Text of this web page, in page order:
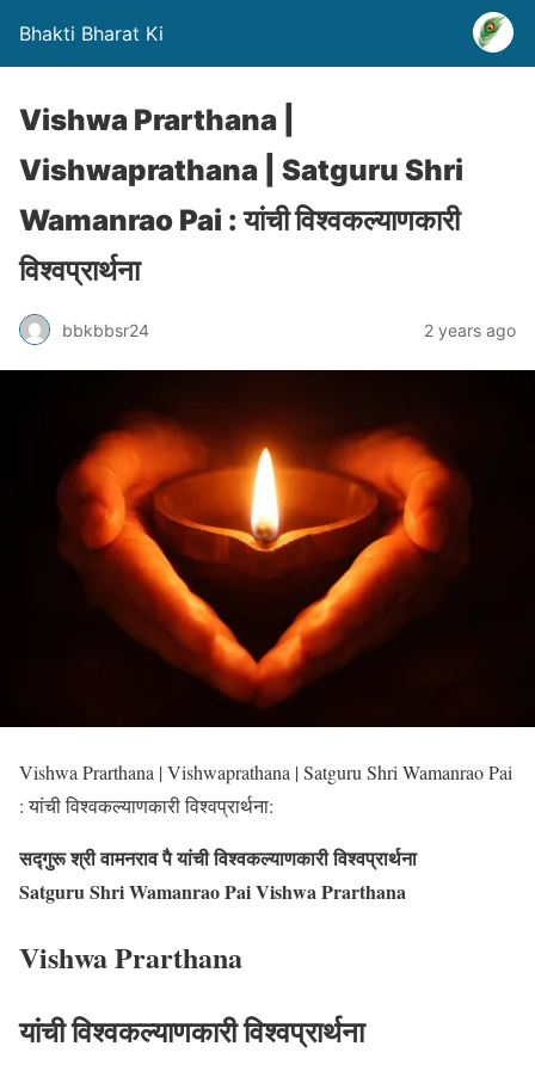
Bhakti Bharat Ki
Vishwa Prarthana |
Vishwaprathana | Satguru Shri
Wamanrao Pai : यांची विश्वकल्याणकारी
विश्वप्रार्थना
bbkbbsr24 2 years ago
Vishwa Prarthana | Vishwaprathana | Satguru Shri Wamanrao Pai
: यांची विश्वकल्याणकारी विश्वप्रार्थना:
सद्गुरू श्री वामनराव पै यांची विश्वकल्याणकारी विश्वप्रार्थना
Satguru Shri Wamanrao Pai Vishwa Prarthana
Vishwa Prarthana
यांची विश्वकल्याणकारी विश्वप्रार्थना